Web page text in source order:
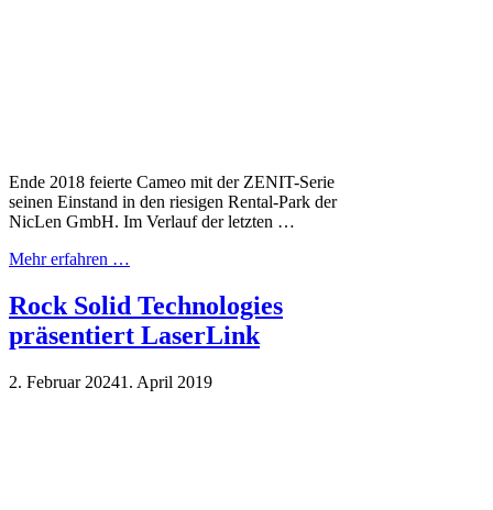
Ende 2018 feierte Cameo mit der ZENIT-Serie
seinen Einstand in den riesigen Rental-Park der
NicLen GmbH. Im Verlauf der letzten …
Mehr erfahren …
Rock Solid Technologies
präsentiert LaserLink
2. Februar 20241. April 2019